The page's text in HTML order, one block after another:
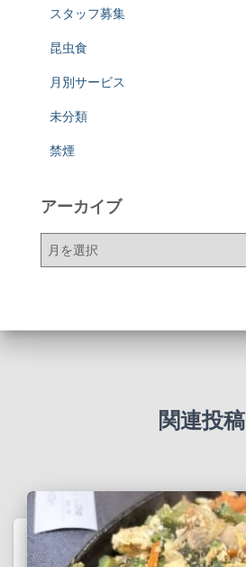
スタッフ募集
昆虫食
月別サービス
未分類
禁煙
アーカイブ
ア
関連投稿